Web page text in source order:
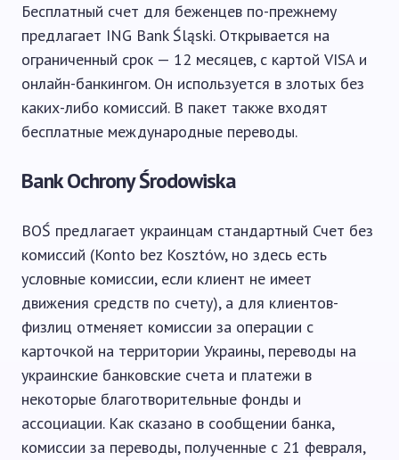
Бесплатный счет для беженцев по-прежнему
предлагает ING Bank Śląski. Открывается на
ограниченный срок — 12 месяцев, с картой VISA и
онлайн-банкингом. Он используется в злотых без
каких-либо комиссий. В пакет также входят
бесплатные международные переводы.
Bank Ochrony Środowiska
BOŚ предлагает украинцам стандартный Счет без
комиссий (Konto bez Kosztów, но здесь есть
условные комиссии, если клиент не имеет
движения средств по счету), а для клиентов-
физлиц отменяет комиссии за операции с
карточкой на территории Украины, переводы на
украинские банковские счета и платежи в
некоторые благотворительные фонды и
ассоциации. Как сказано в сообщении банка,
комиссии за переводы, полученные с 21 февраля,